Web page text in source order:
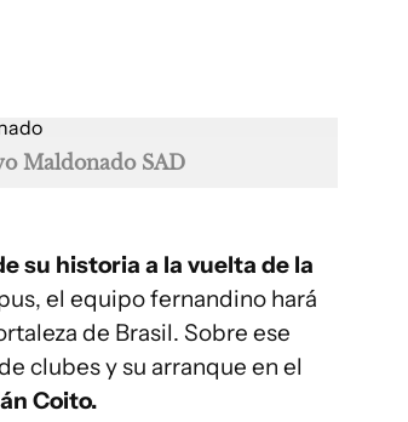
Maldonado SAD
su historia a la vuelta de la
el equipo fernandino hará
de Brasil. Sobre ese
clubes y su arranque en el
Coito.